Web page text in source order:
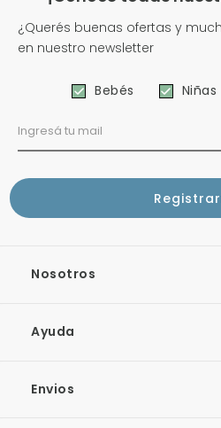
¿Querés buenas ofertas y
en nuestro newsletter
Bebés Niñas
Nosotros
Ayuda
Envios